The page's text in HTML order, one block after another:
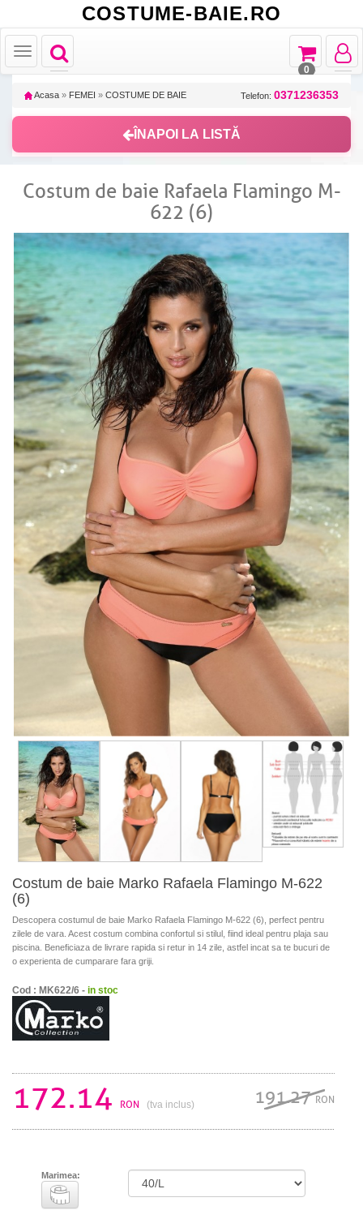
COSTUME-BAIE.RO
Toggle
navigation
Toggle
navigation
Toggle
Toggle
navigation
0
Acasa » FEMEI » COSTUME DE BAIE Telefon: 0371236353
ÎNAPOI LA LISTĂ
Costum de baie Rafaela Flamingo M-
622 (6)
Costum de baie Marko Rafaela Flamingo M-622
(6)
Descopera costumul de baie Marko Rafaela Flamingo M-622 (6), perfect pentru
zilele de vara. Acest costum combina confortul si stilul, fiind ideal pentru plaja sau
piscina. Beneficiaza de livrare rapida si retur in 14 zile, astfel incat sa te bucuri de
o experienta de cumparare fara griji.
Cod : MK622/6 - in stoc
172.14 RON (tva inclus) 191.27RON
Marimea: